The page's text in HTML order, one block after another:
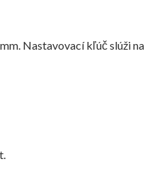
Nastavovací kľúč slúži